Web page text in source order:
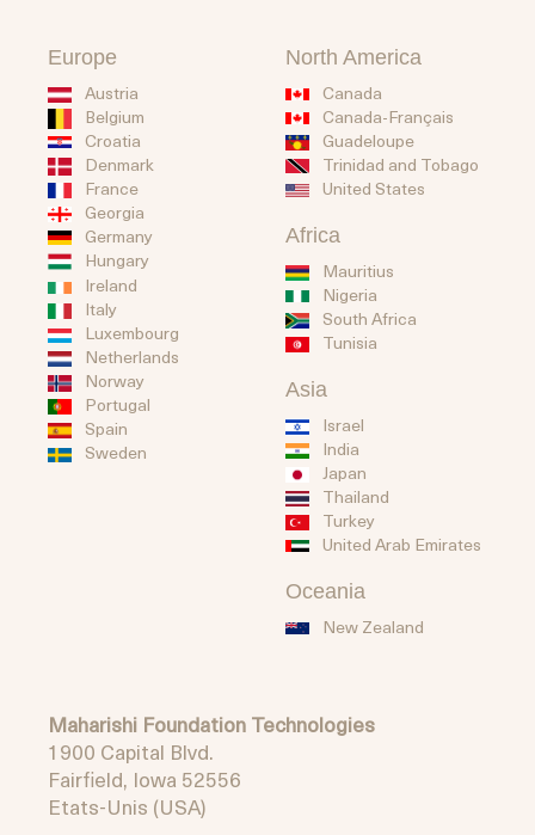
Europe
Austria
Belgium
Croatia
Denmark
France
Georgia
Germany
Hungary
Ireland
Italy
Luxembourg
Netherlands
Norway
Portugal
Spain
Sweden
North America
Canada
Canada-Français
Guadeloupe
Trinidad and Tobago
United States
Africa
Mauritius
Nigeria
South Africa
Tunisia
Asia
Israel
India
Japan
Thailand
Turkey
United Arab Emirates
Oceania
New Zealand
Maharishi Foundation Technologies
1900 Capital Blvd.
Fairfield, Iowa 52556
Etats-Unis (USA)